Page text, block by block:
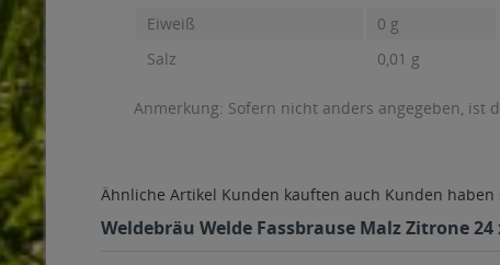
Eiweiß
0 g
Salz
0,01 g
Anmerkung: Sofern nicht anders angegeben, ist
Ähnliche Artikel Kunden kauften auch Kunden haben
Weldebräu Welde Fassbrause Malz Zitrone